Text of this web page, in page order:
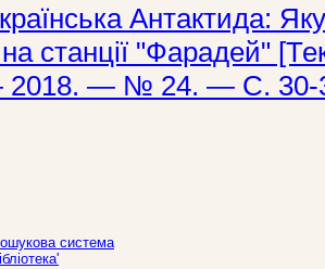
Антактида:
станції "Фарадей"
2018. — № 24. — С. 30-
система